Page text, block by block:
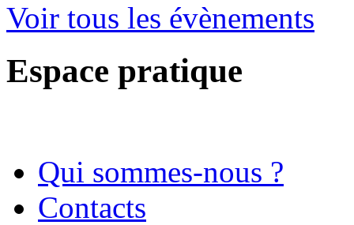
Voir tous les évènements
Espace pratique
Qui sommes-nous ?
Contacts